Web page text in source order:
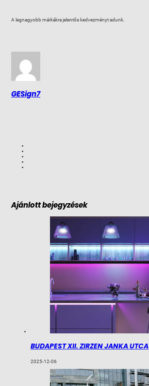
A legnagyobb márkákra jelentős kedvezményt adunk.
GESign7
Ajánlott bejegyzések
BUDAPEST XII. ZIRZEN JANKA UTCA
2025-12-06